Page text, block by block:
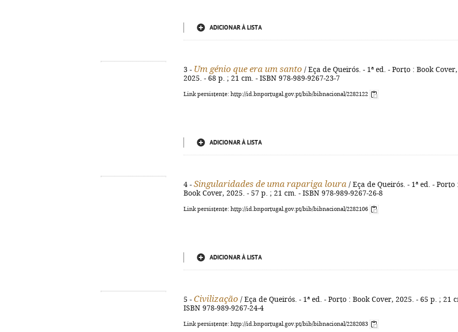
ADICIONAR À LISTA
3 - Um génio que era um santo / Eça de Queirós. - 1ª ed. - Porto : Book Cover,
2025. - 68 p. ; 21 cm. - ISBN 978-989-9267-23-7
Link persistente: http://id.bnportugal.gov.pt/bib/bibnacional/2282122
ADICIONAR À LISTA
4 - Singularidades de uma rapariga loura / Eça de Queirós. - 1ª ed. - Porto :
Book Cover, 2025. - 57 p. ; 21 cm. - ISBN 978-989-9267-26-8
Link persistente: http://id.bnportugal.gov.pt/bib/bibnacional/2282106
ADICIONAR À LISTA
5 - Civilização / Eça de Queirós. - 1ª ed. - Porto : Book Cover, 2025. - 65 p. ; 21
ISBN 978-989-9267-24-4
Link persistente: http://id.bnportugal.gov.pt/bib/bibnacional/2282083